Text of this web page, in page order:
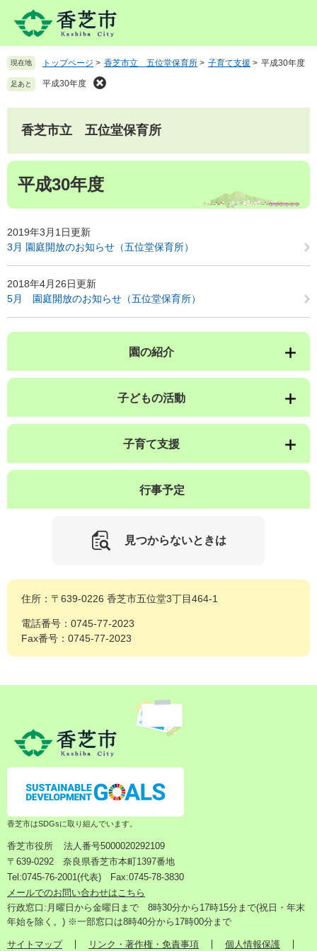
先
頭
す
を
飛
し
文
現在地 トップページ > 香芝市立 五位堂保育所 > 子育て支援 > 平成30年度
足あと 平成30年度
香芝市立 五位堂保育所
本
平成30年度
2019年3月1日更新
3月 園庭開放のお知らせ（五位堂保育所）
2018年4月26日更新
5月 園庭開放のお知らせ（五位堂保育所）
園の紹介
子どもの活動
子育て支援
行事予定
見つからないときは
住所：〒639-0226 香芝市五位堂3丁目464-1
電話番号：0745-77-2023
Fax番号：0745-77-2023
香芝市はSDGsに取り組んでいます。
香芝市役所
法人番号5000020292109
〒639-0292 奈良県香芝市本町1397番地
Tel:0745-76-2001(代表) Fax:0745-78-3830
メールでのお問い合わせはこちら
行政窓口:月曜日から金曜日まで 8時30分から17時15分まで(祝日・年末
年始を除く。) ※一部窓口は8時40分から17時00分まで
サイトマップ リンク・著作権・免責事項 個人情報保護